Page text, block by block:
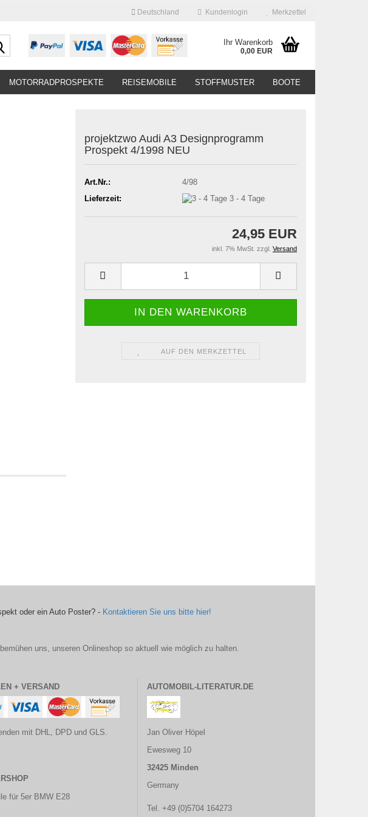
Deutschland Kundenlogin Merkzettel
Suche... Ihr Warenkorb
0,00 EUR
MOTORRADPROSPEKTE REISEMOBILE STOFFMUSTER BOOTE
projektzwo Audi A3 Designprogramm
Prospekt 4/1998 NEU
Art.Nr.:
4/98
Lieferzeit:
3 - 4 Tage
24,95 EUR
inkl. 7% MwSt. zzgl. Versand
AUF DEN MERKZETTEL
oder ein Auto Poster? - Kontaktieren Sie uns bitte hier!
uns, unseren Onlineshop so aktuell wie möglich zu halten.
+ VERSAND
mit DHL, DPD und GLS.
für 5er BMW E28
AUTOMOBIL-LITERATUR.DE
Jan Oliver Höpel
Ewesweg 10
32425 Minden
Germany
Tel. +49 (0)5704 164273